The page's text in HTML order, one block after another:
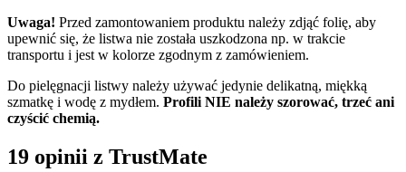
Uwaga! Przed zamontowaniem produktu należy zdjąć folię, aby
upewnić się, że listwa nie została uszkodzona np. w trakcie
transportu i jest w kolorze zgodnym z zamówieniem.
Do pielęgnacji listwy należy używać jedynie delikatną, miękką
szmatkę i wodę z mydłem. Profili NIE należy szorować, trzeć ani
czyścić chemią.
19 opinii z TrustMate